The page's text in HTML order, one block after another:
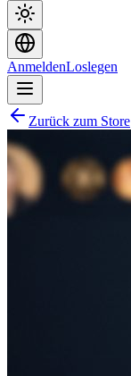
AnmeldenLoslegen
Zurück zum Store